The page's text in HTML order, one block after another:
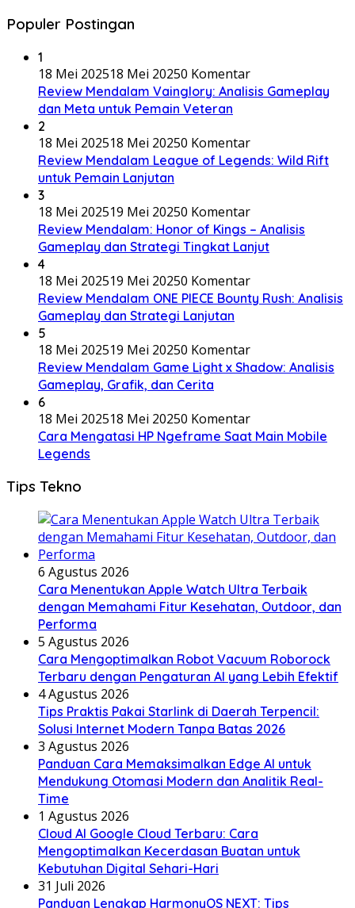
Populer Postingan
1
18 Mei 202518 Mei 20250 Komentar
Review Mendalam Vainglory: Analisis Gameplay
dan Meta untuk Pemain Veteran
2
18 Mei 202518 Mei 20250 Komentar
Review Mendalam League of Legends: Wild Rift
untuk Pemain Lanjutan
3
18 Mei 202519 Mei 20250 Komentar
Review Mendalam: Honor of Kings – Analisis
Gameplay dan Strategi Tingkat Lanjut
4
18 Mei 202519 Mei 20250 Komentar
Review Mendalam ONE PIECE Bounty Rush: Analisis
Gameplay dan Strategi Lanjutan
5
18 Mei 202519 Mei 20250 Komentar
Review Mendalam Game Light x Shadow: Analisis
Gameplay, Grafik, dan Cerita
6
18 Mei 202518 Mei 20250 Komentar
Cara Mengatasi HP Ngeframe Saat Main Mobile
Legends
Tips Tekno
6 Agustus 2026
Cara Menentukan Apple Watch Ultra Terbaik
dengan Memahami Fitur Kesehatan, Outdoor, dan
Performa
5 Agustus 2026
Cara Mengoptimalkan Robot Vacuum Roborock
Terbaru dengan Pengaturan AI yang Lebih Efektif
4 Agustus 2026
Tips Praktis Pakai Starlink di Daerah Terpencil:
Solusi Internet Modern Tanpa Batas 2026
3 Agustus 2026
Panduan Cara Memaksimalkan Edge AI untuk
Mendukung Otomasi Modern dan Analitik Real-
Time
1 Agustus 2026
Cloud AI Google Cloud Terbaru: Cara
Mengoptimalkan Kecerdasan Buatan untuk
Kebutuhan Digital Sehari-Hari
31 Juli 2026
Panduan Lengkap HarmonyOS NEXT: Tips